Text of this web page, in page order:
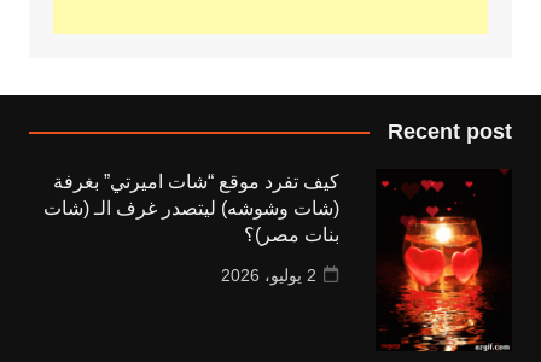
Recent post
كيف تفرد موقع “شات اميرتي” بغرفة
(شات وشوشه) ليتصدر غرف الـ (شات
بنات مصر)؟
2 يوليو، 2026